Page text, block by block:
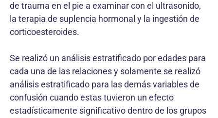
de trauma en el pie a examinar con el ultrasonido,
la terapia de suplencia hormonal y la ingestión de
corticoesteroides.
Se realizó un análisis estratificado por edades para
cada una de las relaciones y solamente se realizó
análisis estratificado para las demás variables de
confusión cuando estas tuvieron un efecto
estadísticamente significativo dentro de los grupos